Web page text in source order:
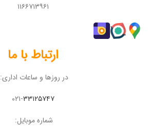
۱۱۶۶۷۱۳۹۶۱
ارتباط با ما
در روزها و ساعات اداری:
۰۲۱-۳۳۱۲۵۷۴۷
شماره موبایل: